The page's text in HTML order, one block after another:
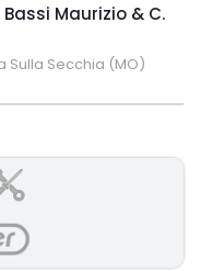
Maurizio & C.
Sulla Secchia (MO)